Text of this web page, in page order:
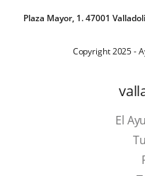
Plaza Mayor, 1. 47001
Copyright 2025 -
El